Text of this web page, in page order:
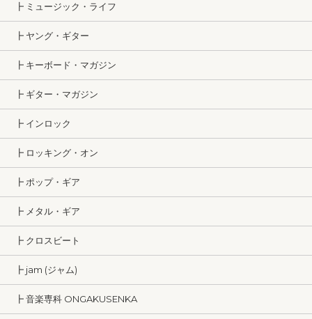
┣ ミュージック・ライフ
┣ ヤング・ギター
┣ キーボード・マガジン
┣ ギター・マガジン
┣ インロック
┣ ロッキング・オン
┣ ポップ・ギア
┣ メタル・ギア
┣ クロスビート
┣ jam (ジャム)
┣ 音楽専科 ONGAKUSENKA